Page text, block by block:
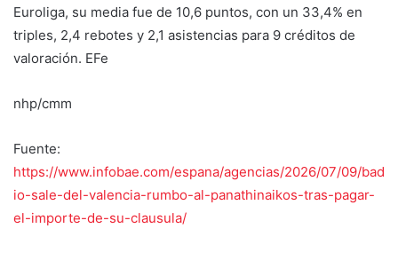
Euroliga, su media fue de 10,6 puntos, con un 33,4% en
triples, 2,4 rebotes y 2,1 asistencias para 9 créditos de
valoración. EFe
nhp/cmm
Fuente:
https://www.infobae.com/espana/agencias/2026/07/09/bad
io-sale-del-valencia-rumbo-al-panathinaikos-tras-pagar-
el-importe-de-su-clausula/